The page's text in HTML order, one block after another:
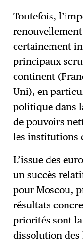
Toutefois,
certainement
principaux
continent
Uni), en
politique dans
de pouvoirs
les institutions
L’issue des
un succès
pour Moscou,
résultats
priorités sont
dissolution